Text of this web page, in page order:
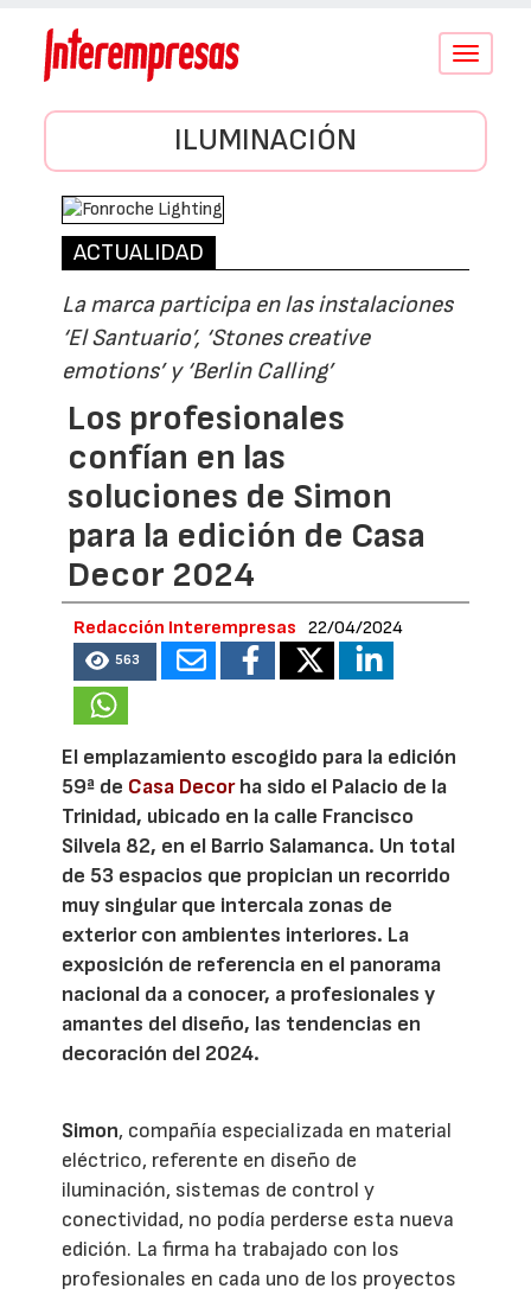
Conmutar
ILUMINACIÓN
ACTUALIDAD
La marca participa en las instalaciones
‘El Santuario’, ‘Stones creative
emotions’ y ‘Berlin Calling’
Los profesionales
confían en las
soluciones de Simon
para la edición de Casa
Decor 2024
Redacción Interempresas 22/04/2024
563
El emplazamiento escogido para la edición
59ª de Casa Decorha sido el Palacio de la
Trinidad, ubicado en la calle Francisco
Silvela 82, en el Barrio Salamanca. Un total
de 53 espacios que propician un recorrido
muy singular que intercala zonas de
exterior con ambientes interiores. La
exposición de referencia en el panorama
nacional da a conocer, a profesionales y
amantes del diseño, las tendencias en
decoración del 2024.
Simon, compañía especializada en material
eléctrico, referente en diseño de
iluminación, sistemas de control y
conectividad, no podía perderse esta nueva
edición. La firma ha trabajado con los
profesionales en cada uno de los proyectos